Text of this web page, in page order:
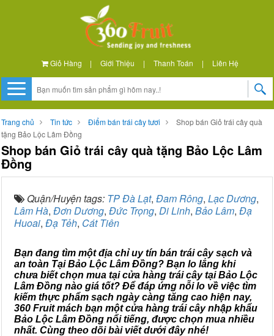
Giỏ Hàng | Giới Thiệu | Thanh Toán | Liên Hệ
Trang chủ Tin tức Điểm bán trái cây tươi
Shop bán Giỏ trái cây quà
tặng Bảo Lộc Lâm Đồng
Shop bán Giỏ trái cây quà tặng Bảo Lộc Lâm
Đồng
Quận/Huyện tags: TP Đà Lạt, Đam Rông, Lạc Dương,
Lâm Hà, Đơn Dương, Đức Trọng, Di Linh, Bảo Lâm, Đạ
Huoai, Đạ Tẻh, Cát Tiên
Bạn đang tìm một địa chỉ uy tín bán trái cây sạch và
an toàn Tại Bảo Lộc Lâm Đồng? Bạn lo lắng khi
chưa biết chọn mua tại cửa hàng trái cây tại Bảo Lộc
Lâm Đồng nào giá tốt? Để đáp ứng nỗi lo về việc tìm
kiếm thực phẩm sạch ngày càng tăng cao hiện nay,
360 Fruit mách bạn một cửa hàng trái cây nhập khẩu
Bảo Lộc Lâm Đồng nổi tiếng, được chọn mua nhiều
nhất. Cùng theo dõi bài viết dưới đây nhé!